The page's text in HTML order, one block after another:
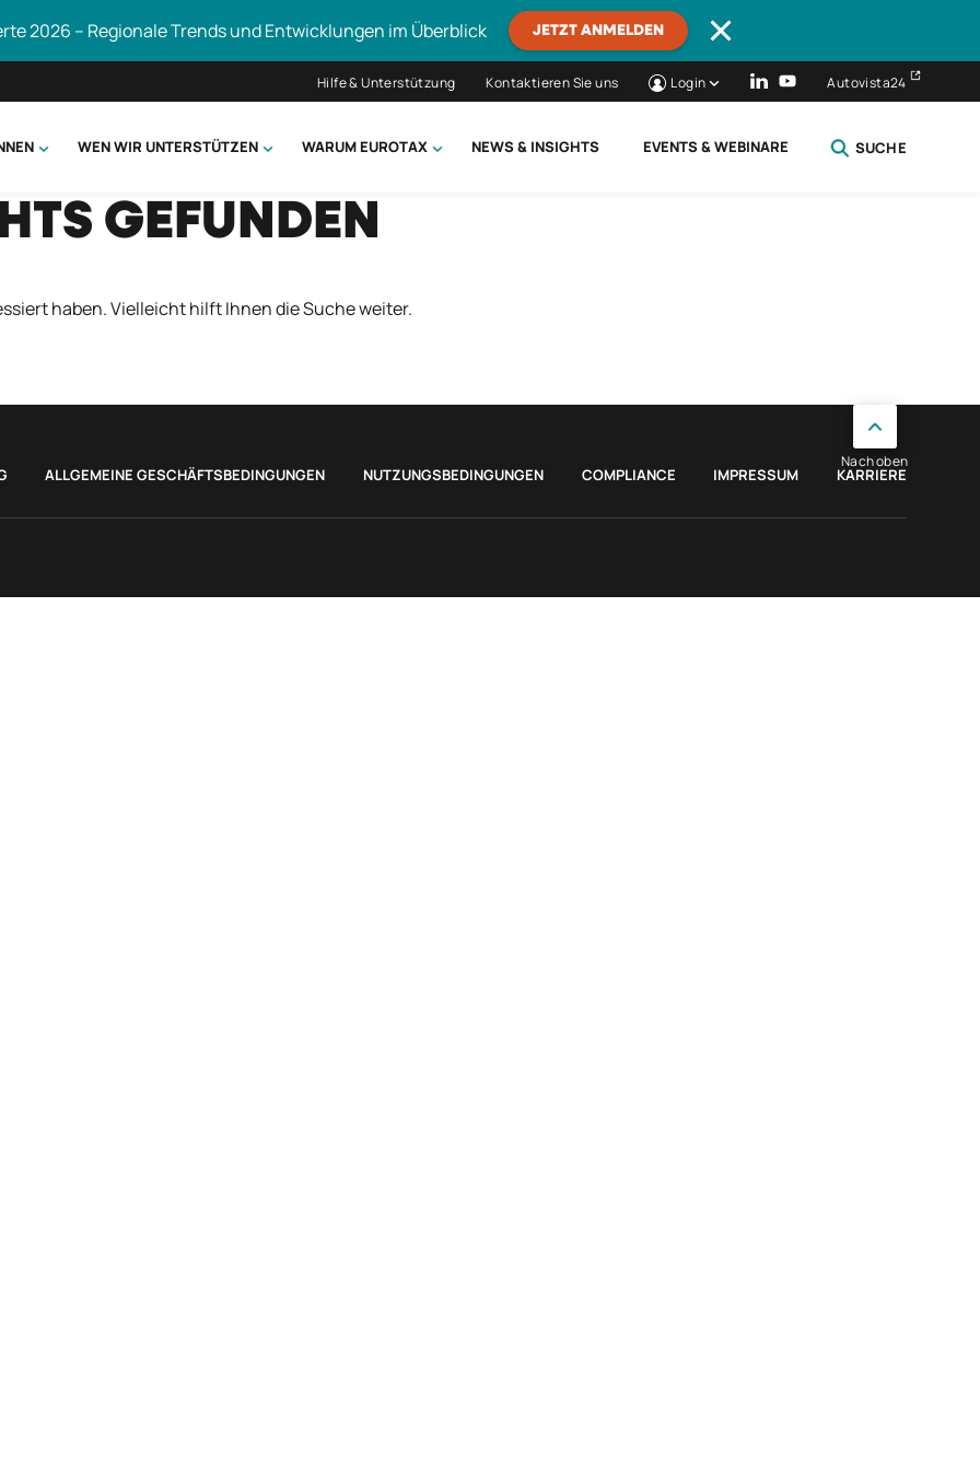
2026 – Regionale Trends und Entwicklungen im Überblick JETZT ANMELDEN
Hilfe & Unterstützung Kontaktieren Sie uns Login Autovista24
WEN WIR UNTERSTÜTZEN WARUM EUROTAX NEWS & INSIGHTS EVENTS & WEBINARE SUCHE
GEFUNDEN
haben. Vielleicht hilft Ihnen die Suche weiter.
ALLGEMEINE GESCHÄFTSBEDINGUNGEN NUTZUNGSBEDINGUNGEN COMPLIANCE IMPRESSUM KARRIERE
Nach oben